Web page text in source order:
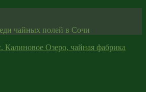
чайных полей в Сочи
Калиновое Озеро, чайная фабрика